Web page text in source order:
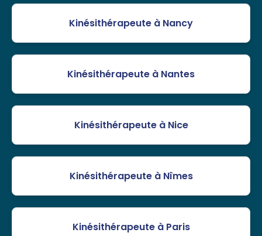
Kinésithérapeute à Nancy
Kinésithérapeute à Nantes
Kinésithérapeute à Nice
Kinésithérapeute à Nîmes
Kinésithérapeute à Paris